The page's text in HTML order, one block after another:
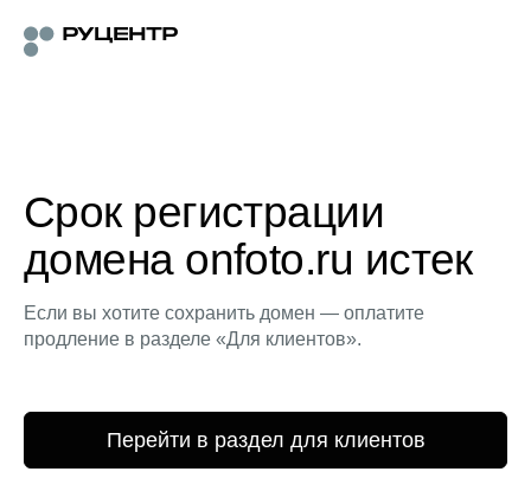
Срок регистрации
домена onfoto.ru истек
Если вы хотите сохранить домен — оплатите
продление в разделе «Для клиентов».
Перейти в раздел для клиентов